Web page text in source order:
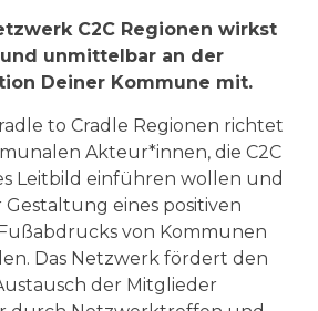
C2C Regionen wirkst
unmittelbar an der
Deiner Kommune mit.
to Cradle Regionen richtet
Akteur*innen, die C2C
Leitbild einführen wollen und
Gestaltung eines positiven
von Kommunen
Das Netzwerk fördert den
der Mitglieder